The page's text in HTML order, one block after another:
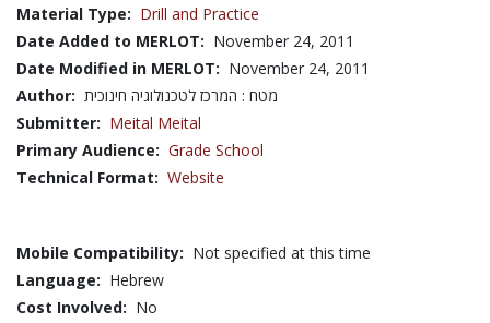
Material Type: Drill and Practice
Date Added to MERLOT: November 24, 2011
Date Modified in MERLOT: November 24, 2011
Author: מטח : המרכז לטכנולוגיה חינוכית
Submitter: Meital Meital
Primary Audience: Grade School
Technical Format: Website
Mobile Compatibility: Not specified at this time
Language: Hebrew
Cost Involved: No